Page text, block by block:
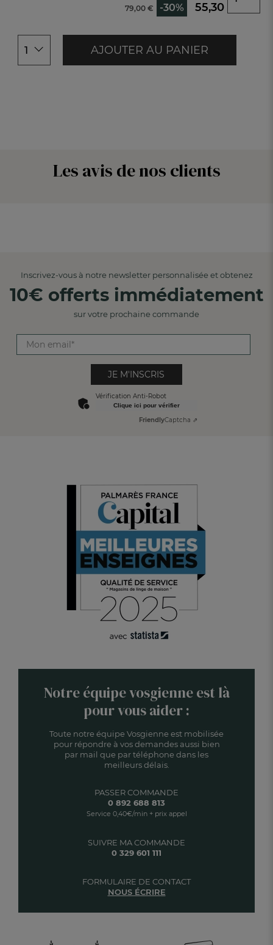
79,00 € -30% 55,30 €
1 AJOUTER AU PANIER
Les avis de nos clients
Inscrivez-vous à notre newsletter personnalisée et obtenez
10€ offerts immédiatement
sur votre prochaine commande
JE M'INSCRIS
Vérification Anti-Robot
Clique ici pour vérifier
FriendlyCaptcha ⇗
Notre équipe vosgienne est là
pour vous aider :
Toute notre équipe Vosgienne est mobilisée
pour répondre à vos demandes aussi bien
par mail que par téléphone dans les
meilleurs délais.
SUIVRE MA COMMANDE
0 329 601 111
PASSER COMMANDE
0 892 688 813
Service 0,40€/min + prix appel
FORMULAIRE DE CONTACT
NOUS ÉCRIRE